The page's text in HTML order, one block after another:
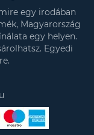
egy irodában
Magyarország
egy helyen.
Egyedi